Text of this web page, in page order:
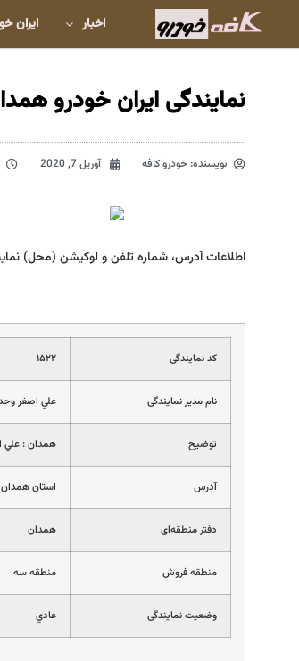
اخبار ایران
نمایندگی ایران خودرو
نویسنده: خودرو کافه آوریل 7, 2020
اطلاعات آدرس، شماره تلفن و لوکیشن (محل)
کد نمایندگی ۱۵۲۲
نام مدیر نمایندگی علي اصغر
توضیح همدان : علي
آدرس استان
دفتر منطقه‌ای همدان
منطقه فروش منطقه سه
وضعیت نمایندگی عادي